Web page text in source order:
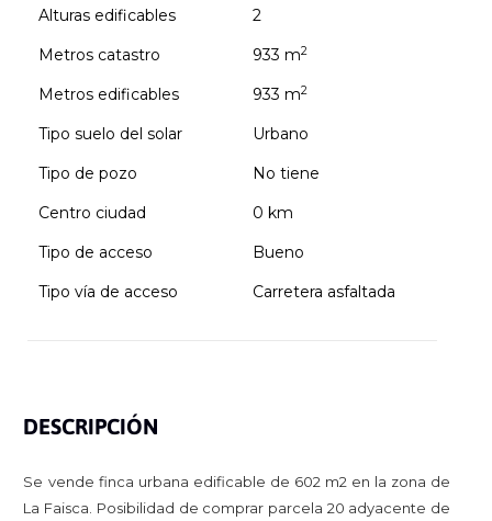
Alturas edificables
2
Metros catastro
933 m2
Metros edificables 933 m2
Tipo suelo del solar
Urbano
Tipo de pozo
No tiene
Centro ciudad
0 km
Tipo de acceso
Bueno
Tipo vía de acceso
Carretera asfaltada
DESCRIPCIÓN
Se vende finca urbana edificable de 602 m2 en la zona de
La Faisca. Posibilidad de comprar parcela 20 adyacente de